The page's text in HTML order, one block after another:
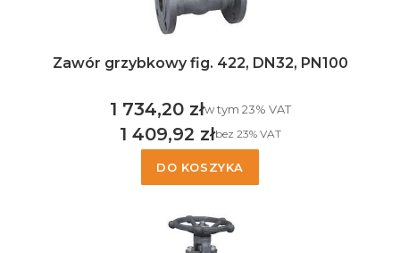
Zawór grzybkowy fig. 422, DN32, PN100
Cena brutto
1 734,20 złw tym %s VAT
w tym 23% VAT
Cena netto
1 409,92 złbez 23% VAT
DO KOSZYKA